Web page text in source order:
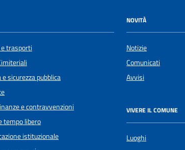
trasporti
sicurezza pubblica
e contravvenzioni
tempo libero
istituzionale
NOVITÀ
Notizie
Comunicati
Avvisi
VIVERE IL COMUNE
Luoghi